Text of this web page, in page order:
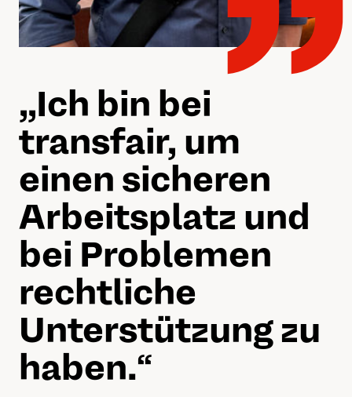
„„Ich bin bei
transfair, um
einen sicheren
Arbeitsplatz und
bei Problemen
rechtliche
Unterstützung zu
haben.“